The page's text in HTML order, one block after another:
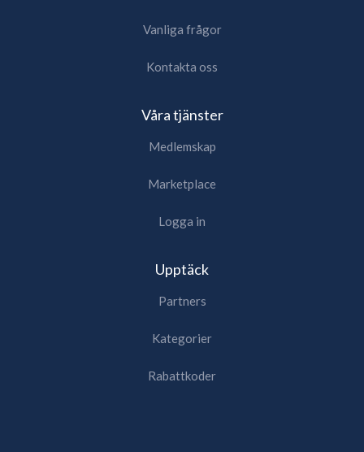
Vanliga frågor
Kontakta oss
Våra tjänster
Medlemskap
Marketplace
Logga in
Upptäck
Partners
Kategorier
Rabattkoder